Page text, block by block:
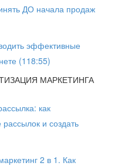
ДО начала продаж
эффективные
(118:55)
МАРКЕТИНГА
как
рассылок и создать
2 в 1. Как